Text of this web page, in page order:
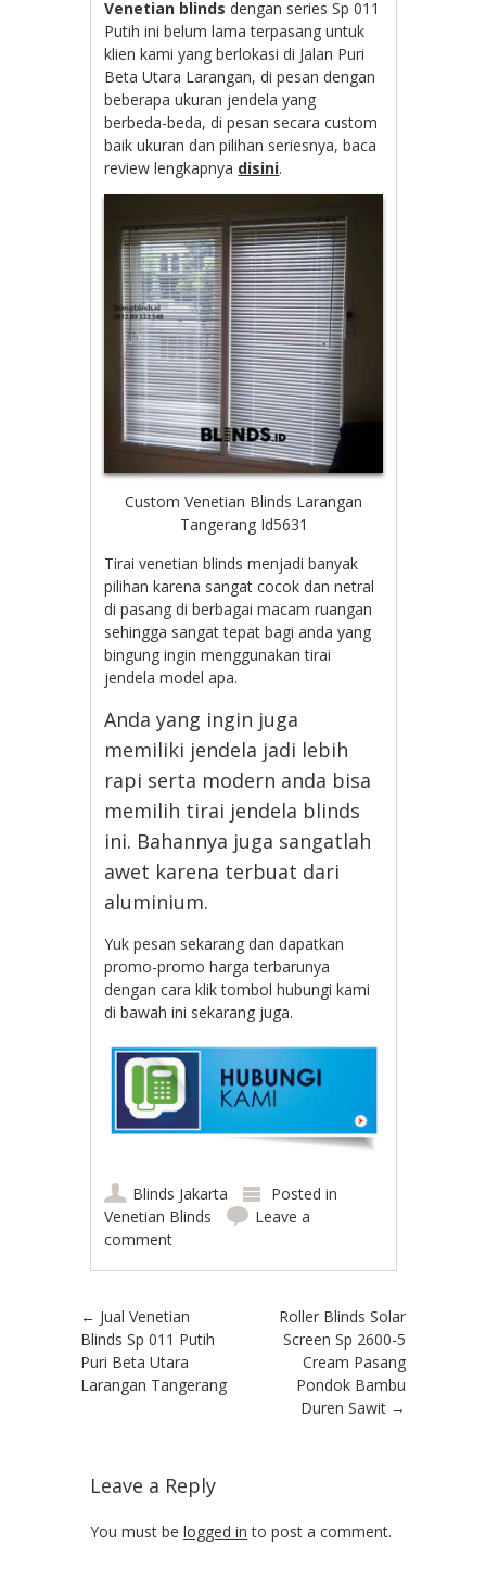
Venetian blinds dengan series Sp 011
Putih ini belum lama terpasang untuk
klien kami yang berlokasi di Jalan Puri
Beta Utara Larangan, di pesan dengan
beberapa ukuran jendela yang
berbeda-beda, di pesan secara custom
baik ukuran dan pilihan seriesnya, baca
review lengkapnya disini.
Custom Venetian Blinds Larangan
Tangerang Id5631
Tirai venetian blinds menjadi banyak
pilihan karena sangat cocok dan netral
di pasang di berbagai macam ruangan
sehingga sangat tepat bagi anda yang
bingung ingin menggunakan tirai
jendela model apa.
Anda yang ingin juga
memiliki jendela jadi lebih
rapi serta modern anda bisa
memilih tirai jendela blinds
ini. Bahannya juga sangatlah
awet karena terbuat dari
aluminium.
Yuk pesan sekarang dan dapatkan
promo-promo harga terbarunya
dengan cara klik tombol hubungi kami
di bawah ini sekarang juga.
Blinds Jakarta
Posted in
Venetian Blinds
Leave a
comment
Post navigation
← Jual Venetian
Blinds Sp 011 Putih
Puri Beta Utara
Larangan Tangerang
Roller Blinds Solar
Screen Sp 2600-5
Cream Pasang
Pondok Bambu
Duren Sawit →
Leave a Reply
You must be logged in to post a comment.